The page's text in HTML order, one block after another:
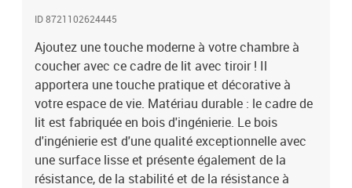
ID 8721102624445
Ajoutez une touche moderne à votre chambre à
coucher avec ce cadre de lit avec tiroir ! Il
apportera une touche pratique et décorative à
votre espace de vie. Matériau durable : le cadre de
lit est fabriquée en bois d'ingénierie. Le bois
d'ingénierie est d'une qualité exceptionnelle avec
une surface lisse et présente également de la
résistance, de la stabilité et de la résistance à